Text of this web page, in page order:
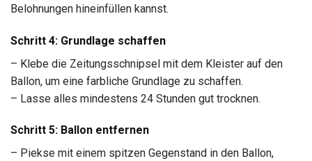
Belohnungen hineinfüllen kannst.
Schritt 4: Grundlage schaffen
– Klebe die Zeitungsschnipsel mit dem Kleister auf den
Ballon, um eine farbliche Grundlage zu schaffen.
– Lasse alles mindestens 24 Stunden gut trocknen.
Schritt 5: Ballon entfernen
– Piekse mit einem spitzen Gegenstand in den Ballon,